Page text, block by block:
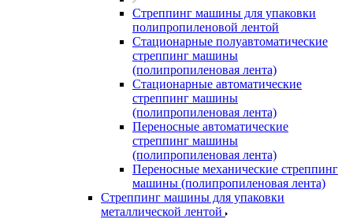
Стреппинг машины для упаковки
полипропиленовой лентой
Стационарные полуавтоматические
стреппинг машины
(полипропиленовая лента)
Стационарные автоматические
стреппинг машины
(полипропиленовая лента)
Переносные автоматические
стреппинг машины
(полипропиленовая лента)
Переносные механические стреппинг
машины (полипропиленовая лента)
Стреппинг машины для упаковки
металлической лентой